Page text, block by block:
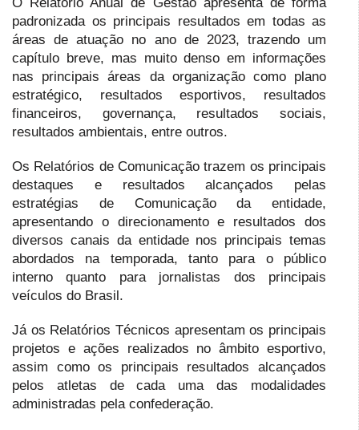
O Relatório Anual de Gestão apresenta de forma
padronizada os principais resultados em todas as
áreas de atuação no ano de 2023, trazendo um
capítulo breve, mas muito denso em informações
nas principais áreas da organização como plano
estratégico, resultados esportivos, resultados
financeiros, governança, resultados sociais,
resultados ambientais, entre outros.
Os Relatórios de Comunicação trazem os principais
destaques e resultados alcançados pelas
estratégias de Comunicação da entidade,
apresentando o direcionamento e resultados dos
diversos canais da entidade nos principais temas
abordados na temporada, tanto para o público
interno quanto para jornalistas dos principais
veículos do Brasil.
Já os Relatórios Técnicos apresentam os principais
projetos e ações realizados no âmbito esportivo,
assim como os principais resultados alcançados
pelos atletas de cada uma das modalidades
administradas pela confederação.